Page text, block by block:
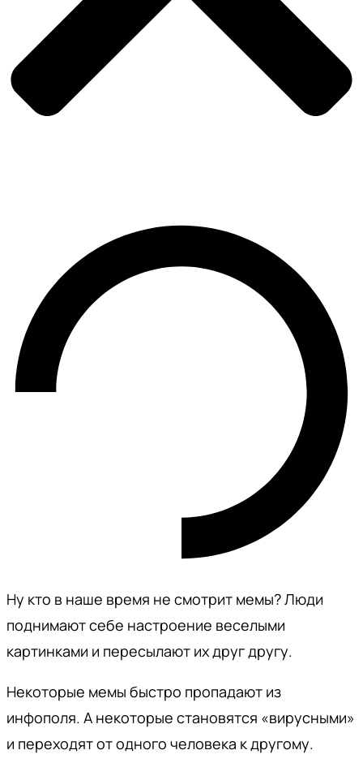
Ну кто в наше время не смотрит мемы? Люди
поднимают себе настроение веселыми
картинками и пересылают их друг другу.
Некоторые мемы быстро пропадают из
инфополя. А некоторые становятся «вирусными»
и переходят от одного человека к другому.